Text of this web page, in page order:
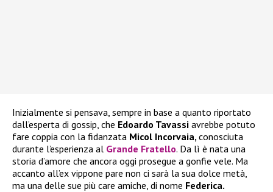
Inizialmente si pensava, sempre in base a quanto riportato
dall’esperta di gossip, che Edoardo Tavassi avrebbe potuto
fare coppia con la fidanzata Micol Incorvaia, conosciuta
durante l’esperienza al Grande Fratello. Da lì è nata una
storia d’amore che ancora oggi prosegue a gonfie vele. Ma
accanto all’ex vippone pare non ci sarà la sua dolce metà,
ma una delle sue più care amiche, di nome Federica.